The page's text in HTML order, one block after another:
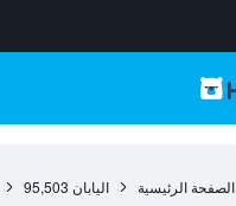
الصفحة الرئيسية اليابان 95,503